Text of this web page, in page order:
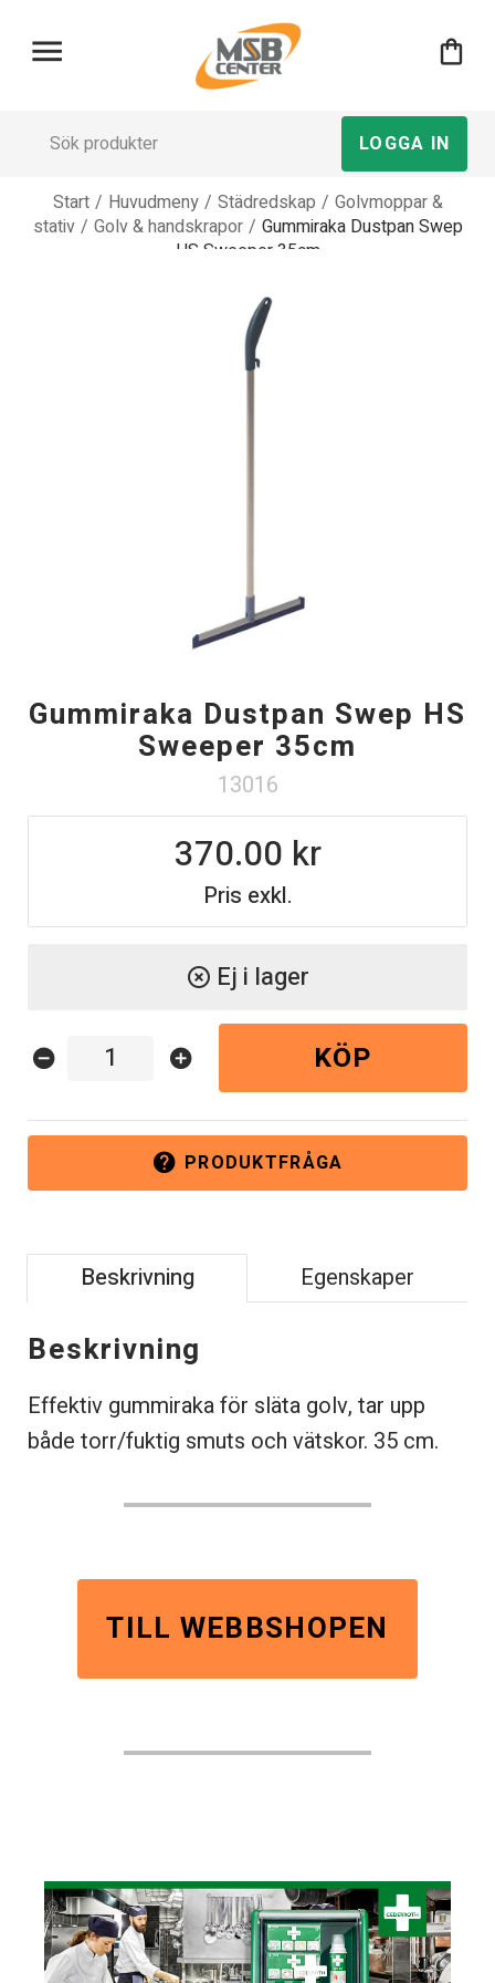
menu shopping_bag
LOGGA IN
Start / Huvudmeny / Städredskap / Golvmoppar &
stativ / Golv & handskrapor / Gummiraka Dustpan Swep
HS Sweeper 35cm
Gummiraka Dustpan Swep HS
Sweeper 35cm
13016
Pris exkl.
370.00
highlight_off Ej i lager
help PRODUKTFRÅGA
remove_circle add_circle KÖP
Beskrivning Egenskaper
Beskrivning
Effektiv gummiraka för släta golv, tar upp
både torr/fuktig smuts och vätskor. 35 cm.
TILL WEBBSHOPEN